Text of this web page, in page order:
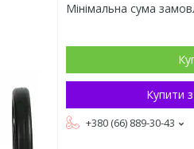
Мінімальна сума
Купити з
+380 (66) 889-30-43